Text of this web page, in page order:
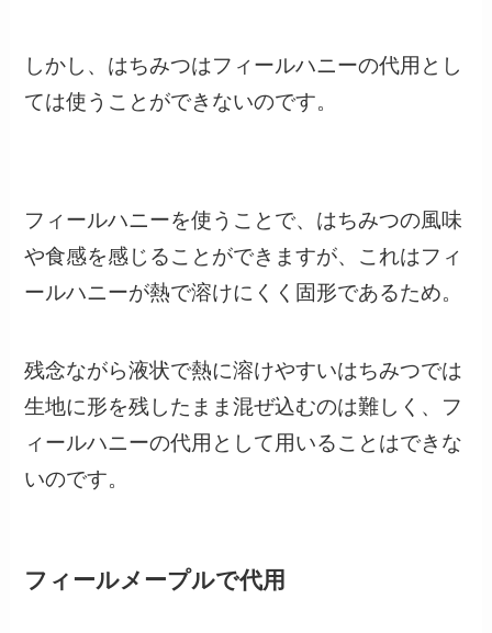
しかし、はちみつはフィールハニーの代用とし
ては使うことができないのです。
フィールハニーを使うことで、はちみつの風味
や食感を感じることができますが、これはフィ
ールハニーが熱で溶けにくく固形であるため。
残念ながら液状で熱に溶けやすいはちみつでは
生地に形を残したまま混ぜ込むのは難しく、フ
ィールハニーの代用として用いることはできな
いのです。
フィールメープルで代用